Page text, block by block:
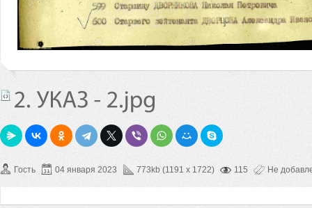
Гость 04 января 2023 773kb (1191 x 1722) 115 Не